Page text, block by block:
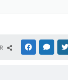
FACEBOOK